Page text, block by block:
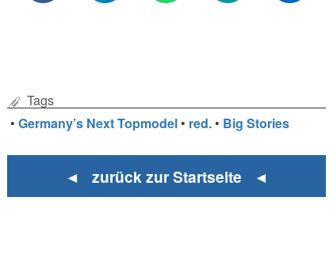
Tags
•Germany’s Next Topmodel • red. • Big Stories
◄ zurück zur Startseite ◄